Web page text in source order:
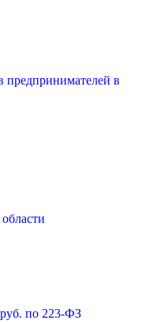
предпринимателей в
по 223-ФЗ